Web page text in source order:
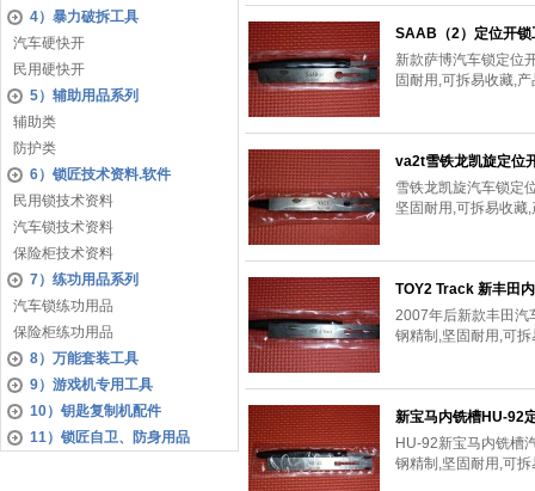
4）暴力破拆工具
汽车硬快开
民用硬快开
5）辅助用品系列
辅助类
防护类
6）锁匠技术资料.软件
民用锁技术资料
汽车锁技术资料
保险柜技术资料
7）练功用品系列
汽车锁练功用品
保险柜练功用品
8）万能套装工具
9）游戏机专用工具
10）钥匙复制机配件
11）锁匠自卫、防身用品
SAAB（2）定位开锁
新款萨博汽车锁定位
固耐用,可拆易收藏,
va2t雪铁龙凯旋定位
雪铁龙凯旋汽车锁定
坚固耐用,可拆易收藏
TOY2 Track 新丰田
2007年后新款丰田汽
钢精制,坚固耐用,可
新宝马内铣槽HU-92
HU-92新宝马内铣槽
钢精制,坚固耐用,可